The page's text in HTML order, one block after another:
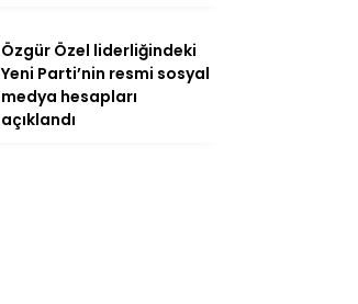
Özgür Özel liderliğindeki
Yeni Parti’nin resmi sosyal
medya hesapları
açıklandı